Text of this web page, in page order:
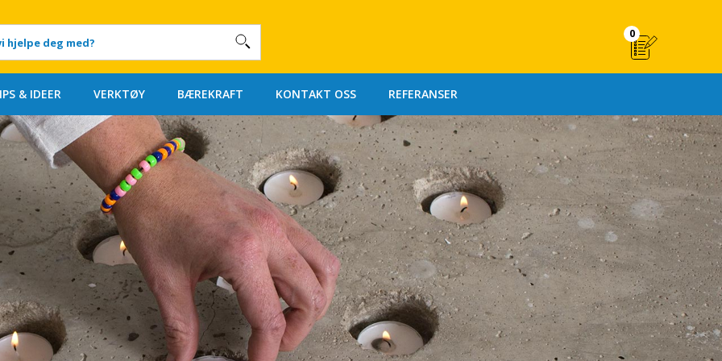
0
& IDEER VERKTØY BÆREKRAFT KONTAKT OSS REFERANSER